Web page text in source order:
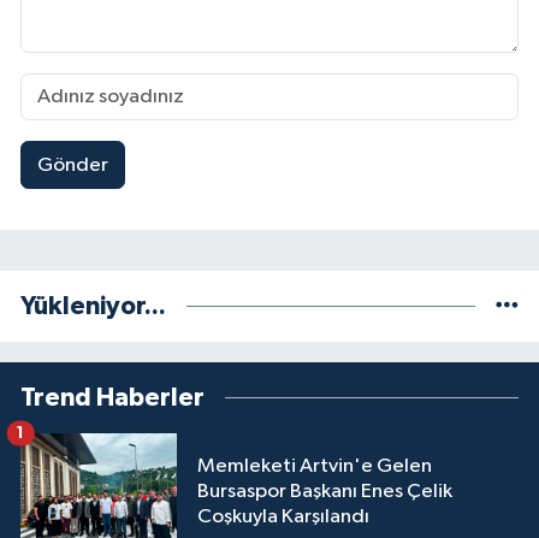
Gönder
Yükleniyor...
Trend Haberler
Memleketi Artvin'e Gelen
Bursaspor Başkanı Enes Çelik
Coşkuyla Karşılandı
1